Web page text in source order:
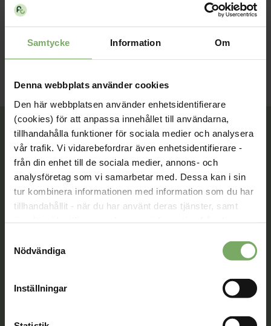
Samtycke Information Om
Denna webbplats använder cookies
Den här webbplatsen använder enhetsidentifierare
(cookies) för att anpassa innehållet till användarna,
tillhandahålla funktioner för sociala medier och analysera
vår trafik. Vi vidarebefordrar även enhetsidentifierare -
från din enhet till de sociala medier, annons- och
analysföretag som vi samarbetar med. Dessa kan i sin
tur kombinera informationen med information som du har
tillhandahållit - när du har använt deras tjänster, samt
området. Du godkänner våra cookies vid fortsatt
Nödvändiga
Inställningar
Tillsammans rör vi oss framåt. Du är en viktig del
av vår rörelse.
Bli medlem
Kontakt
Välkommen att kontakta oss. Här hittar du kontaktvägar
till oss utifrån din roll och ditt ärende. Du som är